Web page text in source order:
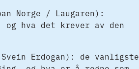
Norge / Laugaren):
hva det krever av den
Erdogan): de vanligste